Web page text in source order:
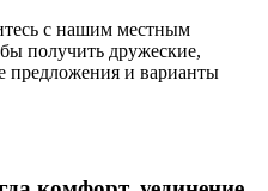
с нашим местным
получить дружеские,
предложения и варианты